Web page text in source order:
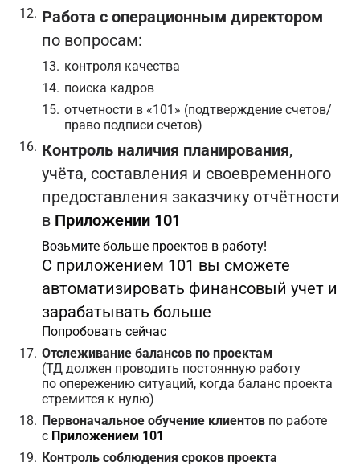
Работа с операционным директором
по вопросам:
контроля качества
поиска кадров
отчетности в «101» (подтверждение счетов/
право подписи счетов)
Контроль наличия планирования,
учёта, составления и своевременного
предоставления заказчику отчётности
в Приложении 101
Возьмите больше проектов в работу!
С приложением 101 вы сможете
автоматизировать финансовый учет и
зарабатывать больше
Попробовать сейчас
Отслеживание балансов по проектам
(ТД должен проводить постоянную работу
по опережению ситуаций, когда баланс проекта
стремится к нулю)
Первоначальное обучение клиентов по работе
с Приложением 101
Контроль соблюдения сроков проекта